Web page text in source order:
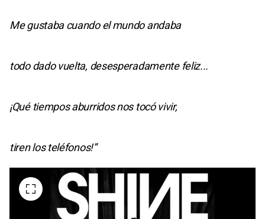
Me gustaba cuando el mundo andaba
todo dado vuelta, desesperadamente feliz...
¡Qué tiempos aburridos nos tocó vivir,
tiren los teléfonos!”